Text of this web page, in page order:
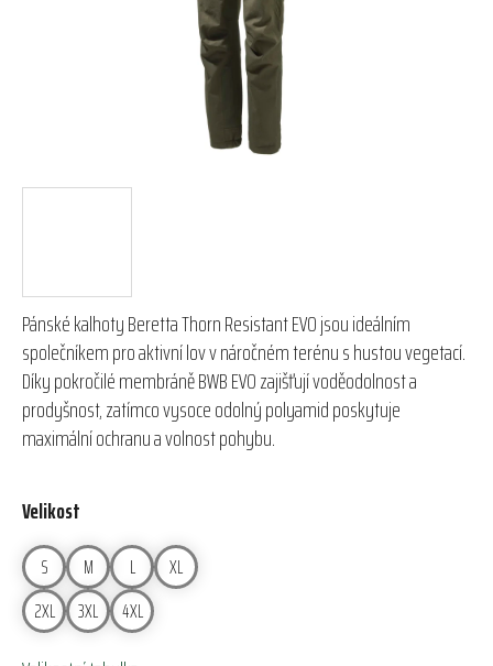
Pánské kalhoty Beretta Thorn Resistant EVO jsou ideálním
společníkem pro aktivní lov v náročném terénu s hustou vegetací.
Díky pokročilé membráně BWB EVO zajišťují voděodolnost a
prodyšnost, zatímco vysoce odolný polyamid poskytuje
maximální ochranu a volnost pohybu.
Velikost
S M L
XL
2XL
3XL 4XL